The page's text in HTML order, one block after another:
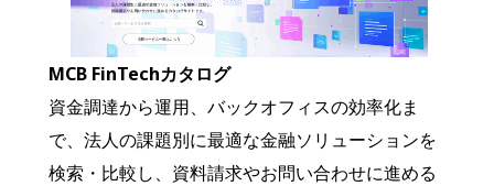
MCB FinTechカタログ
資金調達から運用、バックオフィスの効率化ま
で、法人の課題別に最適な金融ソリューションを
検索・比較し、資料請求やお問い合わせに進める